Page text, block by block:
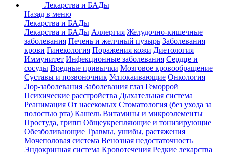
Лекарства и БАДы
Назад в меню
Лекарства и БАДы
Лекарства и БАДы Аллергия Желудочно-кишечные
заболевания Печень и желчный пузырь Заболевания
крови Гинекология Поражения кожи Диетология
Иммунитет Инфекционные заболевания Сердце и
сосуды Вредные привычки Мозговое кровообращение
Суставы и позвоночник Успокаивающие Онкология
Лор-заболевания Заболевания глаз Геморрой
Психические расстройства Дыхательная система
Реанимация От насекомых Стоматология (без ухода за
полостью рта) Кашель Витамины и микроэлементы
Простуда, грипп Общеукрепляющие и тонизирующие
Обезболивающие Травмы, ушибы, растяжения
Мочеполовая система Венозная недостаточность
Эндокринная система Кровотечения Редкие лекарства